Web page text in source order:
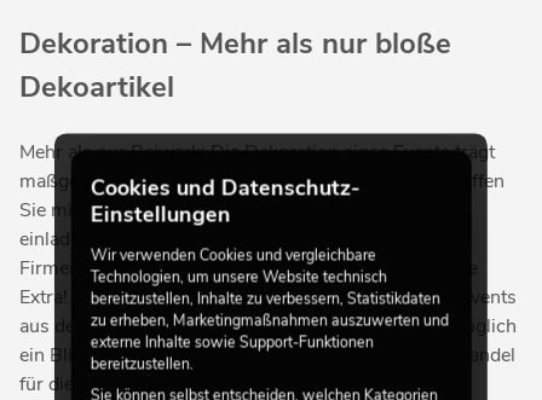
Dekoration – Mehr als nur bloße
Dekoartikel
Mehr als nur Beiwerk: Die Dekoration eines Events trägt
maßgeblich zum Erfolg einer Veranstaltung bei. Schaffen
Sie mit einer entsprechend dekorierten Location eine
einladende Atmosphäre und geben Sie Ihrer
Firmenveranstaltung oder Hochzeitsfeier das gewisse
Extra! Damit Sie in der Vorbereitung Ihres nächsten Events
aus dem Vollen schöpfen können, lohnt sich diesbezüglich
ein Blick in unseren Online Shop. Wir sind Ihr Großhandel
für die ganze Veranstaltung inklusive der Dekoration!
Cookies und Datenschutz-
Einstellungen
Wir verwenden Cookies und vergleichbare
Technologien, um unsere Website technisch
bereitzustellen, Inhalte zu verbessern, Statistikdaten
zu erheben, Marketingmaßnahmen auszuwerten und
externe Inhalte sowie Support-Funktionen
bereitzustellen.
Sie können selbst entscheiden, welchen Kategorien